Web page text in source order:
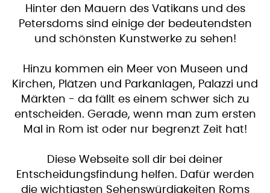
Hinter den Mauern des Vatikans und des
Petersdoms sind einige der bedeutendsten
und schönsten Kunstwerke zu sehen!
Hinzu kommen ein Meer von Museen und
Kirchen, Plätzen und Parkanlagen, Palazzi und
Märkten - da fällt es einem schwer sich zu
entscheiden. Gerade, wenn man zum ersten
Mal in Rom ist oder nur begrenzt Zeit hat!
Diese Webseite soll dir bei deiner
Entscheidungsfindung helfen. Dafür werden
die wichtigsten Sehenswürdigkeiten Roms